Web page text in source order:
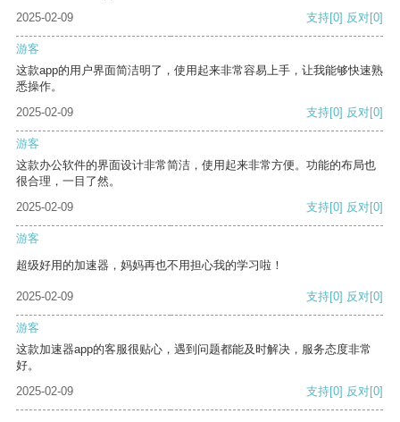
2025-02-09
支持[0] 反对[0]
游客
这款app的用户界面简洁明了，使用起来非常容易上手，让我能够快速熟
悉操作。
2025-02-09
支持[0] 反对[0]
游客
这款办公软件的界面设计非常简洁，使用起来非常方便。功能的布局也
很合理，一目了然。
2025-02-09
支持[0] 反对[0]
游客
超级好用的加速器，妈妈再也不用担心我的学习啦！
2025-02-09 支持[0] 反对[0]
游客
这款加速器app的客服很贴心，遇到问题都能及时解决，服务态度非常
好。
2025-02-09
支持[0] 反对[0]